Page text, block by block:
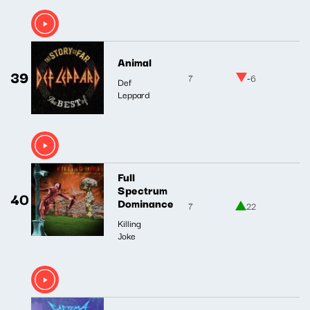
39
Animal
Def
Leppard
7 -6
40
Full
Spectrum
Dominance
Killing
Joke
7 22